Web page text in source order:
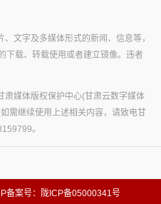
文字及多媒体形式的新闻、信息等，
下载、转载使用或者建立镜像。违者
肃媒体版权保护中心(甘肃云数字媒体
需继续使用上述相关内容，请致电甘
。
备案号：陇ICP备05000341号